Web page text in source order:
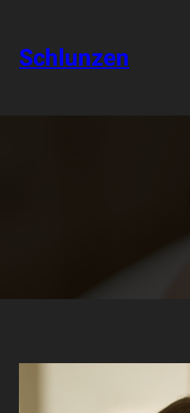
springen
Schlunzen